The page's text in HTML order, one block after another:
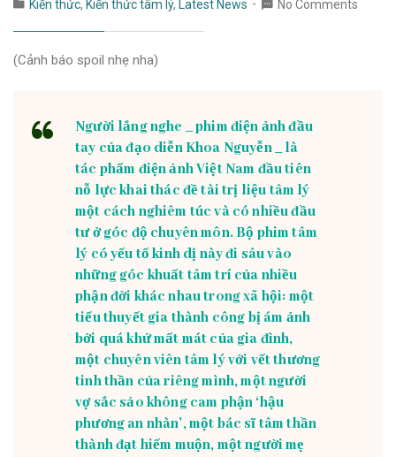
Kiến thức, Kiến thức tâm lý, Latest News No Comments
(Cảnh báo spoil nhẹ nha)
Người lắng nghe _ phim điện ảnh đầu
tay của đạo diễn Khoa Nguyễn _ là
tác phẩm điện ảnh Việt Nam đầu tiên
nỗ lực khai thác đề tài trị liệu tâm lý
một cách nghiêm túc và có nhiều đầu
tư ở góc độ chuyên môn. Bộ phim tâm
lý có yếu tố kinh dị này đi sâu vào
những góc khuất tâm trí của nhiều
phận đời khác nhau trong xã hội: một
tiểu thuyết gia thành công bị ám ảnh
bởi quá khứ mất mát của gia đình,
một chuyên viên tâm lý với vết thương
tinh thần của riêng mình, một người
vợ sắc sảo không cam phận ‘hậu
phương an nhàn’, một bác sĩ tâm thần
thành đạt hiếm muộn, một người mẹ